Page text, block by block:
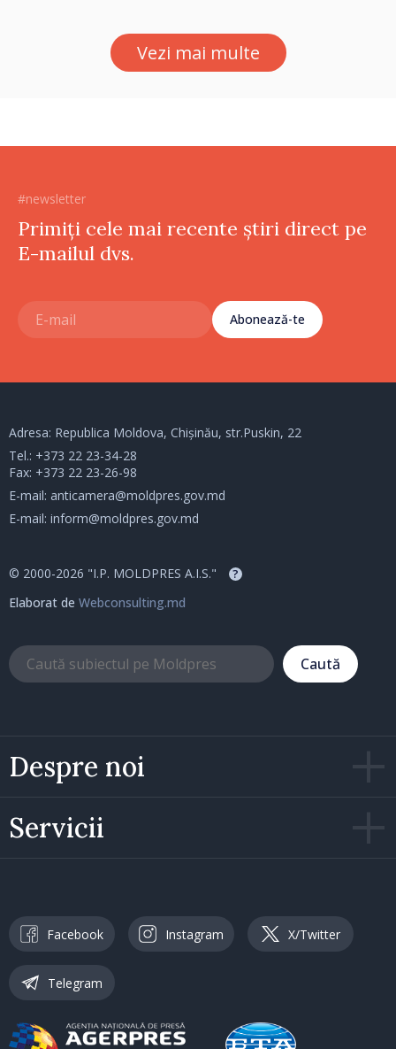
Vezi mai multe
#newsletter
Primiți cele mai recente știri direct pe
E-mailul dvs.
Abonează-te
Despre noi
Servicii
Adresa: Republica Moldova, Chișinău, str.Puskin, 22
Tel.: +373 22 23-34-28
Fax: +373 22 23-26-98
E-mail: anticamera@moldpres.gov.md
E-mail: inform@moldpres.gov.md
© 2000-2026 "I.P. MOLDPRES A.I.S." ?
Elaborat de Webconsulting.md
Caută
Facebook Instagram X/Twitter
Telegram